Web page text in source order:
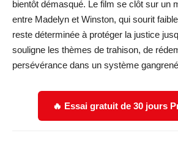
bientôt démasqué. Le film se clôt sur un
entre Madelyn et Winston, qui sourit
reste déterminée à protéger la justice
souligne les thèmes de trahison, de
persévérance dans un système
🔥 Essai gratuit de 30 jours